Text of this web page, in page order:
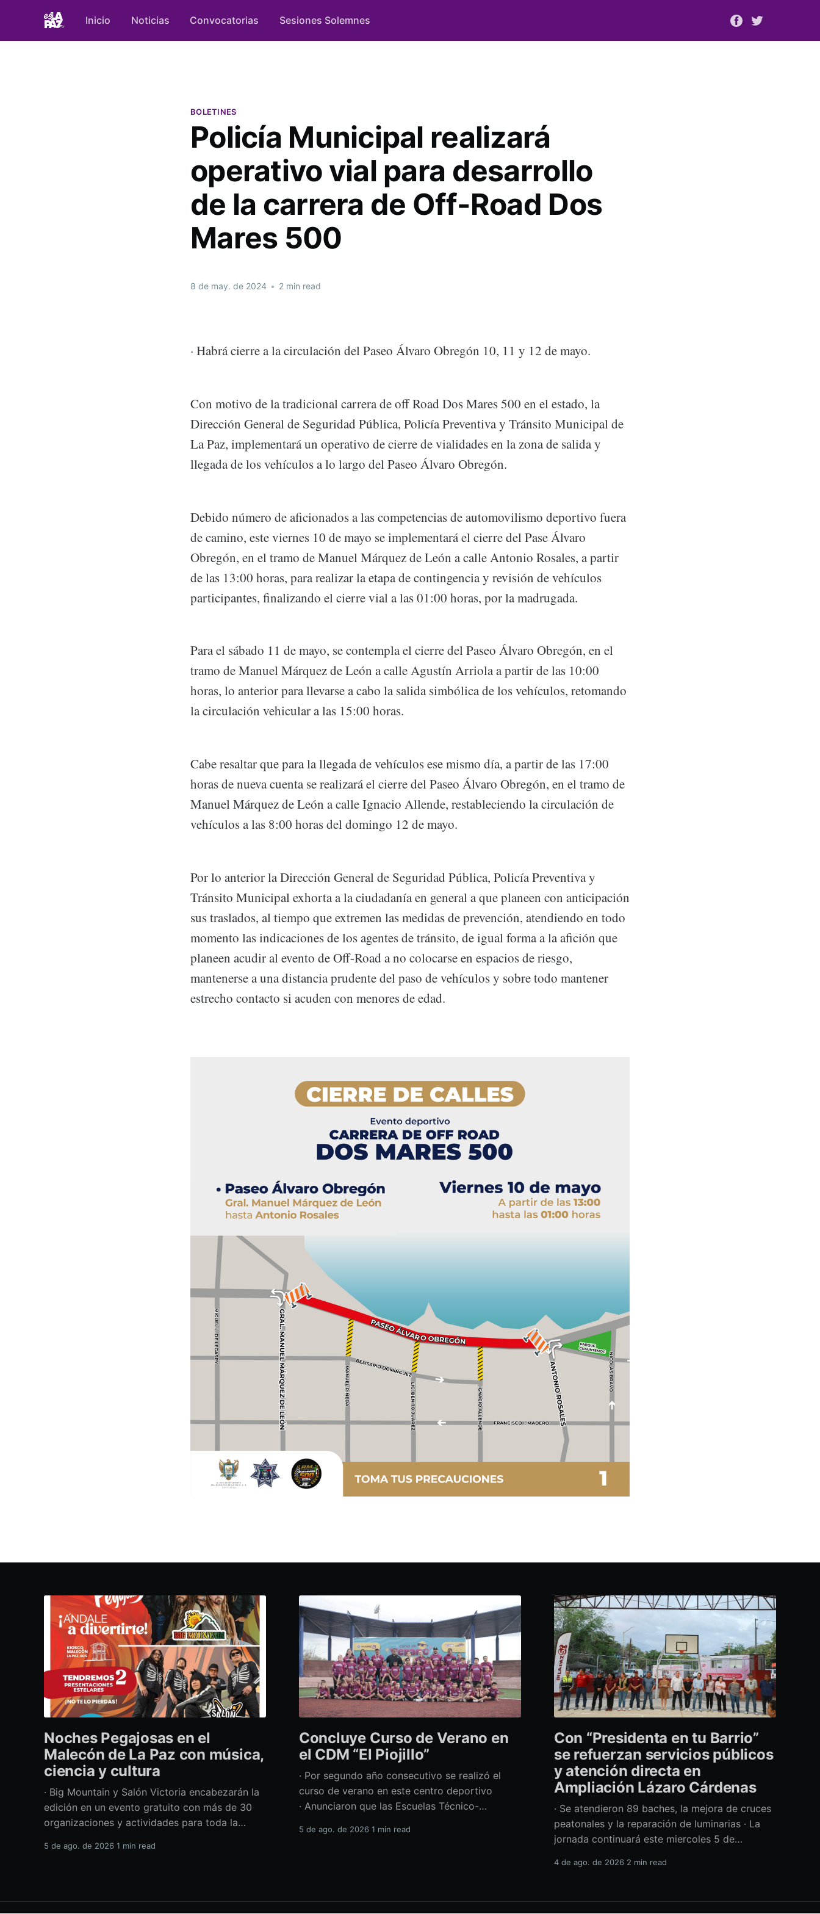
Inicio Noticias Convocatorias Sesiones Solemnes
BOLETINES
Policía Municipal realizará
operativo vial para desarrollo
de la carrera de Off-Road Dos
Mares 500
8 de may. de 2024 • 2 min read
· Habrá cierre a la circulación del Paseo Álvaro Obregón 10, 11 y 12 de mayo.
Con motivo de la tradicional carrera de off Road Dos Mares 500 en el estado, la
Dirección General de Seguridad Pública, Policía Preventiva y Tránsito Municipal de
La Paz, implementará un operativo de cierre de vialidades en la zona de salida y
llegada de los vehículos a lo largo del Paseo Álvaro Obregón.
Debido número de aficionados a las competencias de automovilismo deportivo fuera
de camino, este viernes 10 de mayo se implementará el cierre del Pase Álvaro
Obregón, en el tramo de Manuel Márquez de León a calle Antonio Rosales, a partir
de las 13:00 horas, para realizar la etapa de contingencia y revisión de vehículos
participantes, finalizando el cierre vial a las 01:00 horas, por la madrugada.
Para el sábado 11 de mayo, se contempla el cierre del Paseo Álvaro Obregón, en el
tramo de Manuel Márquez de León a calle Agustín Arriola a partir de las 10:00
horas, lo anterior para llevarse a cabo la salida simbólica de los vehículos, retomando
la circulación vehicular a las 15:00 horas.
Cabe resaltar que para la llegada de vehículos ese mismo día, a partir de las 17:00
horas de nueva cuenta se realizará el cierre del Paseo Álvaro Obregón, en el tramo de
Manuel Márquez de León a calle Ignacio Allende, restableciendo la circulación de
vehículos a las 8:00 horas del domingo 12 de mayo.
Por lo anterior la Dirección General de Seguridad Pública, Policía Preventiva y
Tránsito Municipal exhorta a la ciudadanía en general a que planeen con anticipación
sus traslados, al tiempo que extremen las medidas de prevención, atendiendo en todo
momento las indicaciones de los agentes de tránsito, de igual forma a la afición que
planeen acudir al evento de Off-Road a no colocarse en espacios de riesgo,
mantenerse a una distancia prudente del paso de vehículos y sobre todo mantener
estrecho contacto si acuden con menores de edad.
Noches Pegajosas en el
Malecón de La Paz con música,
ciencia y cultura
· Big Mountain y Salón Victoria encabezarán la
edición en un evento gratuito con más de 30
organizaciones y actividades para toda la
en vivo, divulgación científica y actividades
5 de ago. de 2026 1 min read
Concluye Curso de Verano en
el CDM “El Piojillo”
· Por segundo año consecutivo se realizó el
curso de verano en este centro deportivo
· Anunciaron que las Escuelas Técnico-
actividades el próximo 24 de agosto Con una
5 de ago. de 2026 1 min read
Con “Presidenta en tu Barrio”
se refuerzan servicios públicos
y atención directa en
Ampliación Lázaro Cárdenas
· Se atendieron 89 baches, la mejora de cruces
peatonales y la reparación de luminarias · La
jornada continuará este miercoles 5 de
ante la temporada de lluvias Con el retiro de
además de la atención de casi 450
4 de ago. de 2026 2 min read